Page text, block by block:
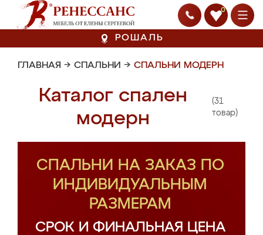
0
РОШАЛЬ
ГЛАВНАЯ → СПАЛЬНИ → СПАЛЬНИ МОДЕРН
Каталог спален
модерн
(31
товар)
СПАЛЬНИ НА ЗАКАЗ ПО
ИНДИВИДУАЛЬНЫМ
РАЗМЕРАМ
СРОК И ФИНАЛЬНАЯ ЦЕНА